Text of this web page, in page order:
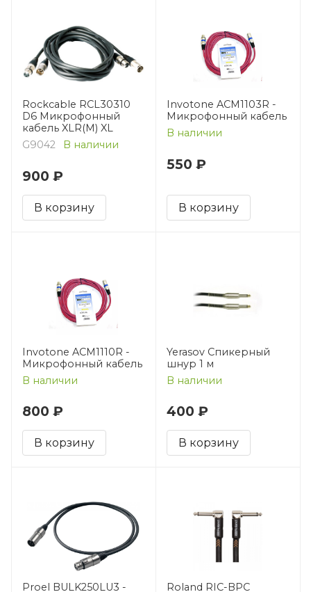
Rockcable RCL30310
D6 Микрофонный
кабель XLR(M) XL
G9042
В наличии
900 ₽
В корзину
Invotone ACM1103R -
Микрофонный кабель
В наличии
550 ₽
В корзину
Invotone ACM1110R -
Микрофонный кабель
В наличии
800 ₽
В корзину
Yerasov Спикерный
шнур 1 м
В наличии
400 ₽
В корзину
Proel BULK250LU3 - Roland RIC-BPC